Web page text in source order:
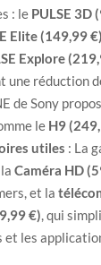
: le PULSE 3D
Elite (149,99 €)
Explore
une réduction
de Sony
le H9
utiles : La
laCaméra HD
et la
€), qui
et les